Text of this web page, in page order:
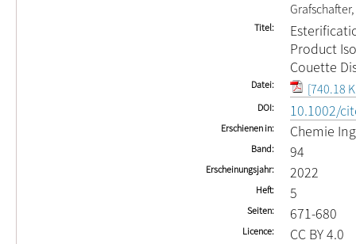
Titel
Product
Couette
Datei [740.18
DOI 10.1002/
Erschienen in Chemie
Band 94
Erscheinungsjahr 2022
Heft 5
Seiten 671-680
Licence CC BY 4.0